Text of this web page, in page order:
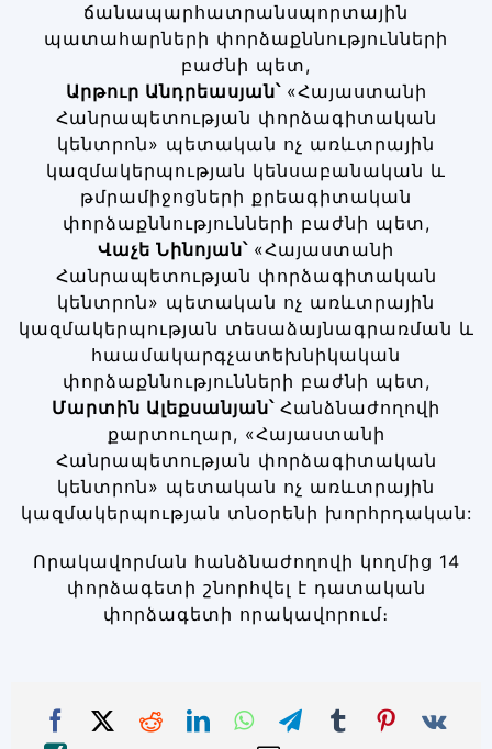
ճանապարհատրանսպորտային
պատահարների փորձաքննությունների
բաժնի պետ,
Արթուր Անդրեասյան՝ «Հայաստանի
Հանրապետության փորձագիտական
կենտրոն» պետական ոչ առևտրային
կազմակերպության կենսաբանական և
թմրամիջոցների քրեագիտական
փորձաքննությունների բաժնի պետ,
Վաչե Նինոյան՝ «Հայաստանի
Հանրապետության փորձագիտական
կենտրոն» պետական ոչ առևտրային
կազմակերպության տեսաձայնագրառման և
հաամակարգչատեխնիկական
փորձաքննությունների բաժնի պետ,
Մարտին Ալեքսանյան՝ Հանձնաժողովի
քարտուղար, «Հայաստանի
Հանրապետության փորձագիտական
կենտրոն» պետական ոչ առևտրային
կազմակերպության տնօրենի խորհրդական:
Որակավորման հանձնաժողովի կողմից 14
փորձագետի շնորհվել է դատական
փորձագետի որակավորում։